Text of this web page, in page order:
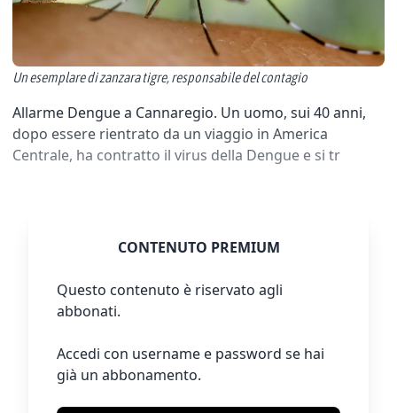
Un esemplare di zanzara tigre, responsabile del contagio
Allarme Dengue a Cannaregio. Un uomo, sui 40 anni,
dopo essere rientrato da un viaggio in America
Centrale, ha contratto il virus della Dengue e si tr
CONTENUTO PREMIUM
Questo contenuto è riservato agli
abbonati.
Accedi con username e password se hai
già un abbonamento.